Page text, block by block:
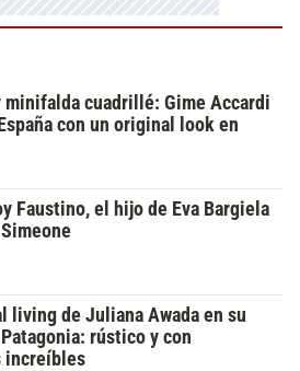
minifalda cuadrillé: Gime Accardi
con un original look en
Faustino, el hijo de Eva Bargiela
living de Juliana Awada en su
rústico y con
increíbles